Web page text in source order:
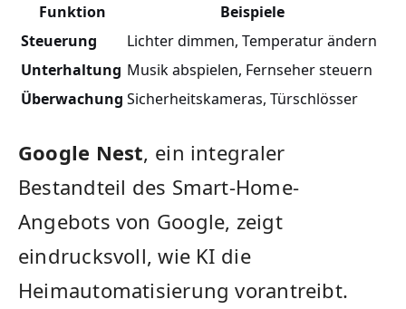
Funktion
Beispiele
Steuerung
Lichter dimmen, Temperatur ändern
Unterhaltung Musik ​abspielen, Fernseher steuern
Überwachung Sicherheitskameras, Türschlösser
Google Nest,⁤ ein integraler
Bestandteil des Smart-Home-
Angebots von Google, zeigt
eindrucksvoll, wie KI ⁢die⁣
Heimautomatisierung vorantreibt.